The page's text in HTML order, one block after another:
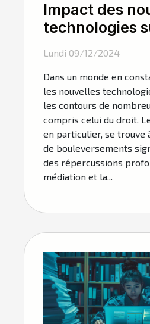
Impact des
technologies
familial et la
Lundi 09/12/2024
Dans un monde en
les nouvelles
les contours de
compris celui du droit.
en particulier, se trouve
de bouleversements
des répercussions
médiation et la...